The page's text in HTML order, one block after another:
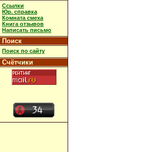
Ссылки
Юр. справка
Комната смеха
Книга отзывов
Написать письмо
Поиск
Поиск по сайту
Счётчики